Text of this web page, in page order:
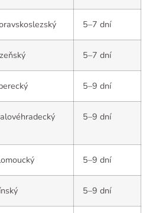
5–7 dní
5–7 dní
5–9 dní
5–9 dní
5–9 dní
5–9 dní